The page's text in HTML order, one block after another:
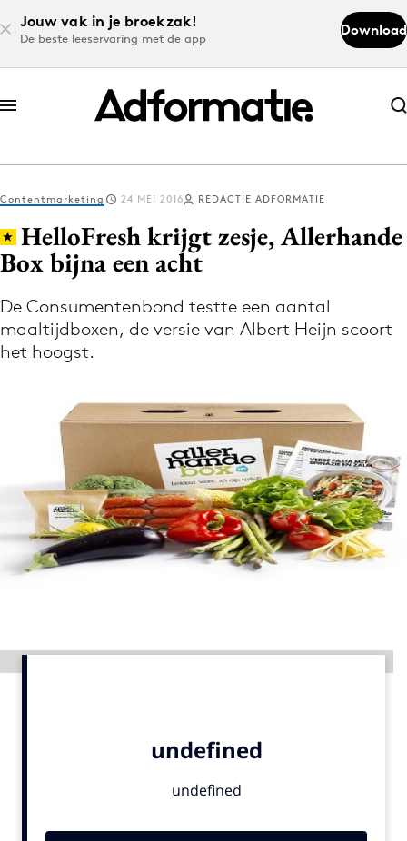
Jouw vak in je broekzak!
De beste leeservaring met de app
Download
Abonneer nu
Abonneer nu
Log in
Volg het laatste nieuws via de Adformatie
Nieuws app
Menu
Home
9 sept: GenAI-training
12 nov: MarketingLive!
Opleidingen
Vacatures
Bureaus
Contentmarketing 24 MEI 2016 REDACTIE ADFORMATIE
HelloFresh krijgt zesje, Allerhande
Box bijna een acht
De Consumentenbond testte een aantal
maaltijdboxen, de versie van Albert Heijn scoort
het hoogst.